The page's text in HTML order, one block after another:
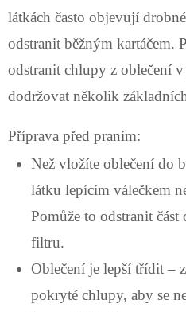
látkách často objevují
odstranit běžným kartáčem.
odstranit chlupy z oblečení v
dodržovat několik
Příprava před praním:
Než vložíte oblečení do
látku lepícím válečkem
Pomůže to odstranit
filtru.
Oblečení je lepší třídit –
pokryté chlupy, aby se